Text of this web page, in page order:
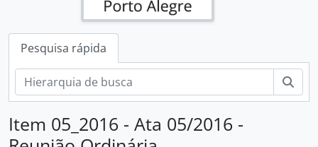
Pesquisa rápida
Item 05_2016 - Ata 05/2016 -
[Arquivo] Campus Porto Alegre - IFRS